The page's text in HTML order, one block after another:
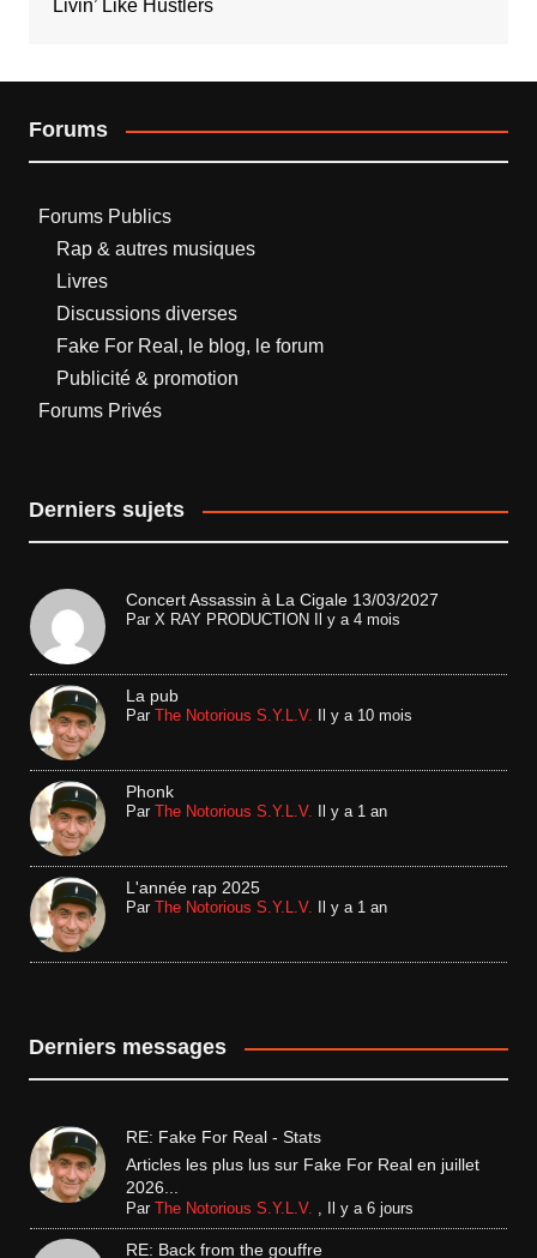
Livin’ Like Hustlers
Forums
Forums Publics
Rap & autres musiques
Livres
Discussions diverses
Fake For Real, le blog, le forum
Publicité & promotion
Forums Privés
Derniers sujets
Concert Assassin à La Cigale 13/03/2027
Par X RAY PRODUCTION Il y a 4 mois
La pub
Par The Notorious S.Y.L.V. Il y a 10 mois
Phonk
Par The Notorious S.Y.L.V. Il y a 1 an
L'année rap 2025
Par The Notorious S.Y.L.V. Il y a 1 an
Derniers messages
RE: Fake For Real - Stats
Articles les plus lus sur Fake For Real en juillet
2026...
Par The Notorious S.Y.L.V. , Il y a 6 jours
RE: Back from the gouffre